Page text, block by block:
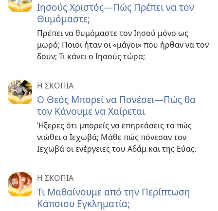
Ιησούς Χριστός—Πώς Πρέπει να τον
Θυμόμαστε;
Πρέπει να θυμόμαστε τον Ιησού μόνο ως
μωρό; Ποιοι ήταν οι «μάγοι» που ήρθαν να τον
δουν; Τι κάνει ο Ιησούς τώρα;
Η ΣΚΟΠΙΑ
Ο Θεός Μπορεί να Πονέσει—Πώς θα
τον Κάνουμε να Χαίρεται
Ήξερες ότι μπορείς να επηρεάσεις το πώς
νιώθει ο Ιεχωβά; Μάθε πώς πόνεσαν τον
Ιεχωβά οι ενέργειες του Αδάμ και της Εύας.
Η ΣΚΟΠΙΑ
Τι Μαθαίνουμε από την Περίπτωση
Κάποιου Εγκληματία;